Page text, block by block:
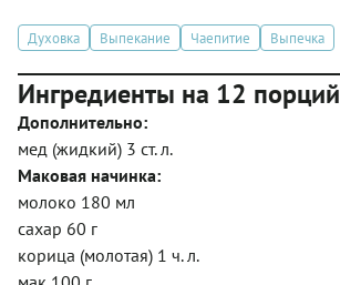
Духовка Выпекание Чаепитие Выпечка
Ингредиенты на 12 порций
Дополнительно:
мед (жидкий) 3 ст. л.
Маковая начинка:
молоко 180 мл
сахар 60 г
корица (молотая) 1 ч. л.